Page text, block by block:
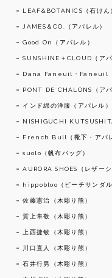
LEAF&BOTANICS（石けん
JAMES＆CO.（アパレル）
Good On（アパレル）
SUNSHINE＋CLOUD（アパ
Dana Faneuil・Faneuil（
PONT DE CHALONS（アパ
インド綿の洋服（アパレル）
NISHIGUCHI
French Bull（靴下・アパ
suolo（帆布バッグ）
AURORA SHOES（レザーシ
hippobloo（ビーチサンダル
佐藤憲治（木彫り熊）
賀上隼敬（木彫り熊）
上西捷敏（木彫り熊）
川口直人（木彫り熊）
石井行男（木彫り熊）